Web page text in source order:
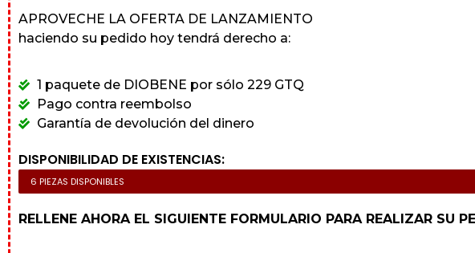
APROVECHE LA OFERTA DE LANZAMIENTO
haciendo su pedido hoy tendrá derecho a:
1 paquete de DIOBENE por sólo 229 GTQ
Pago contra reembolso
Garantía de devolución del dinero
DISPONIBILIDAD DE EXISTENCIAS:
6 PIEZAS DISPONIBLES
RELLENE AHORA EL SIGUIENTE FORMULARIO PARA REALIZAR SU